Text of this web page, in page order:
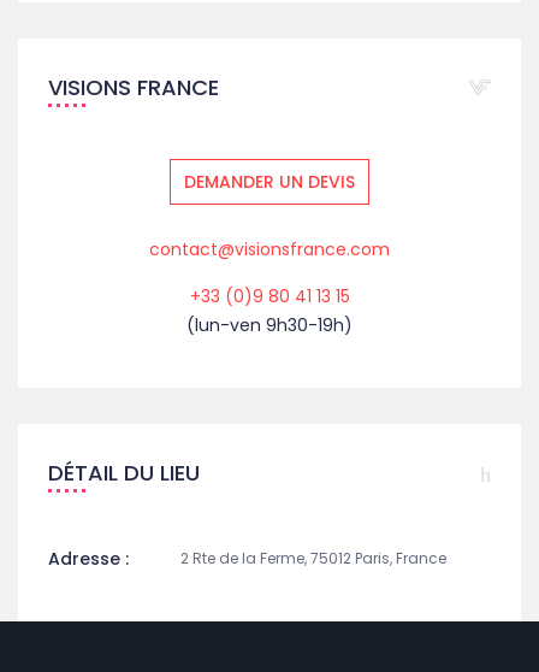
VISIONS FRANCE
DEMANDER UN DEVIS
contact@visionsfrance.com
+33 (0)9 80 41 13 15
(lun-ven 9h30-19h)
DÉTAIL DU LIEU
Adresse : 2 Rte de la Ferme, 75012 Paris, France